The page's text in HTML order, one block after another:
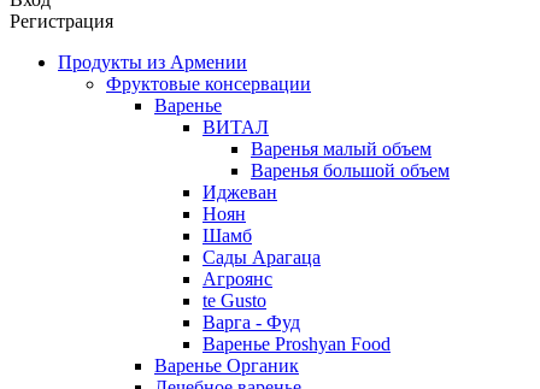
Регистрация
Продукты из Армении
Фруктовые консервации
Варенье
ВИТАЛ
Варенья малый объем
Варенья большой объем
Иджеван
Ноян
Шамб
Сады Арагаца
Агроянс
te Gusto
Варга - Фуд
Варенье Proshyan Food
Варенье Органик